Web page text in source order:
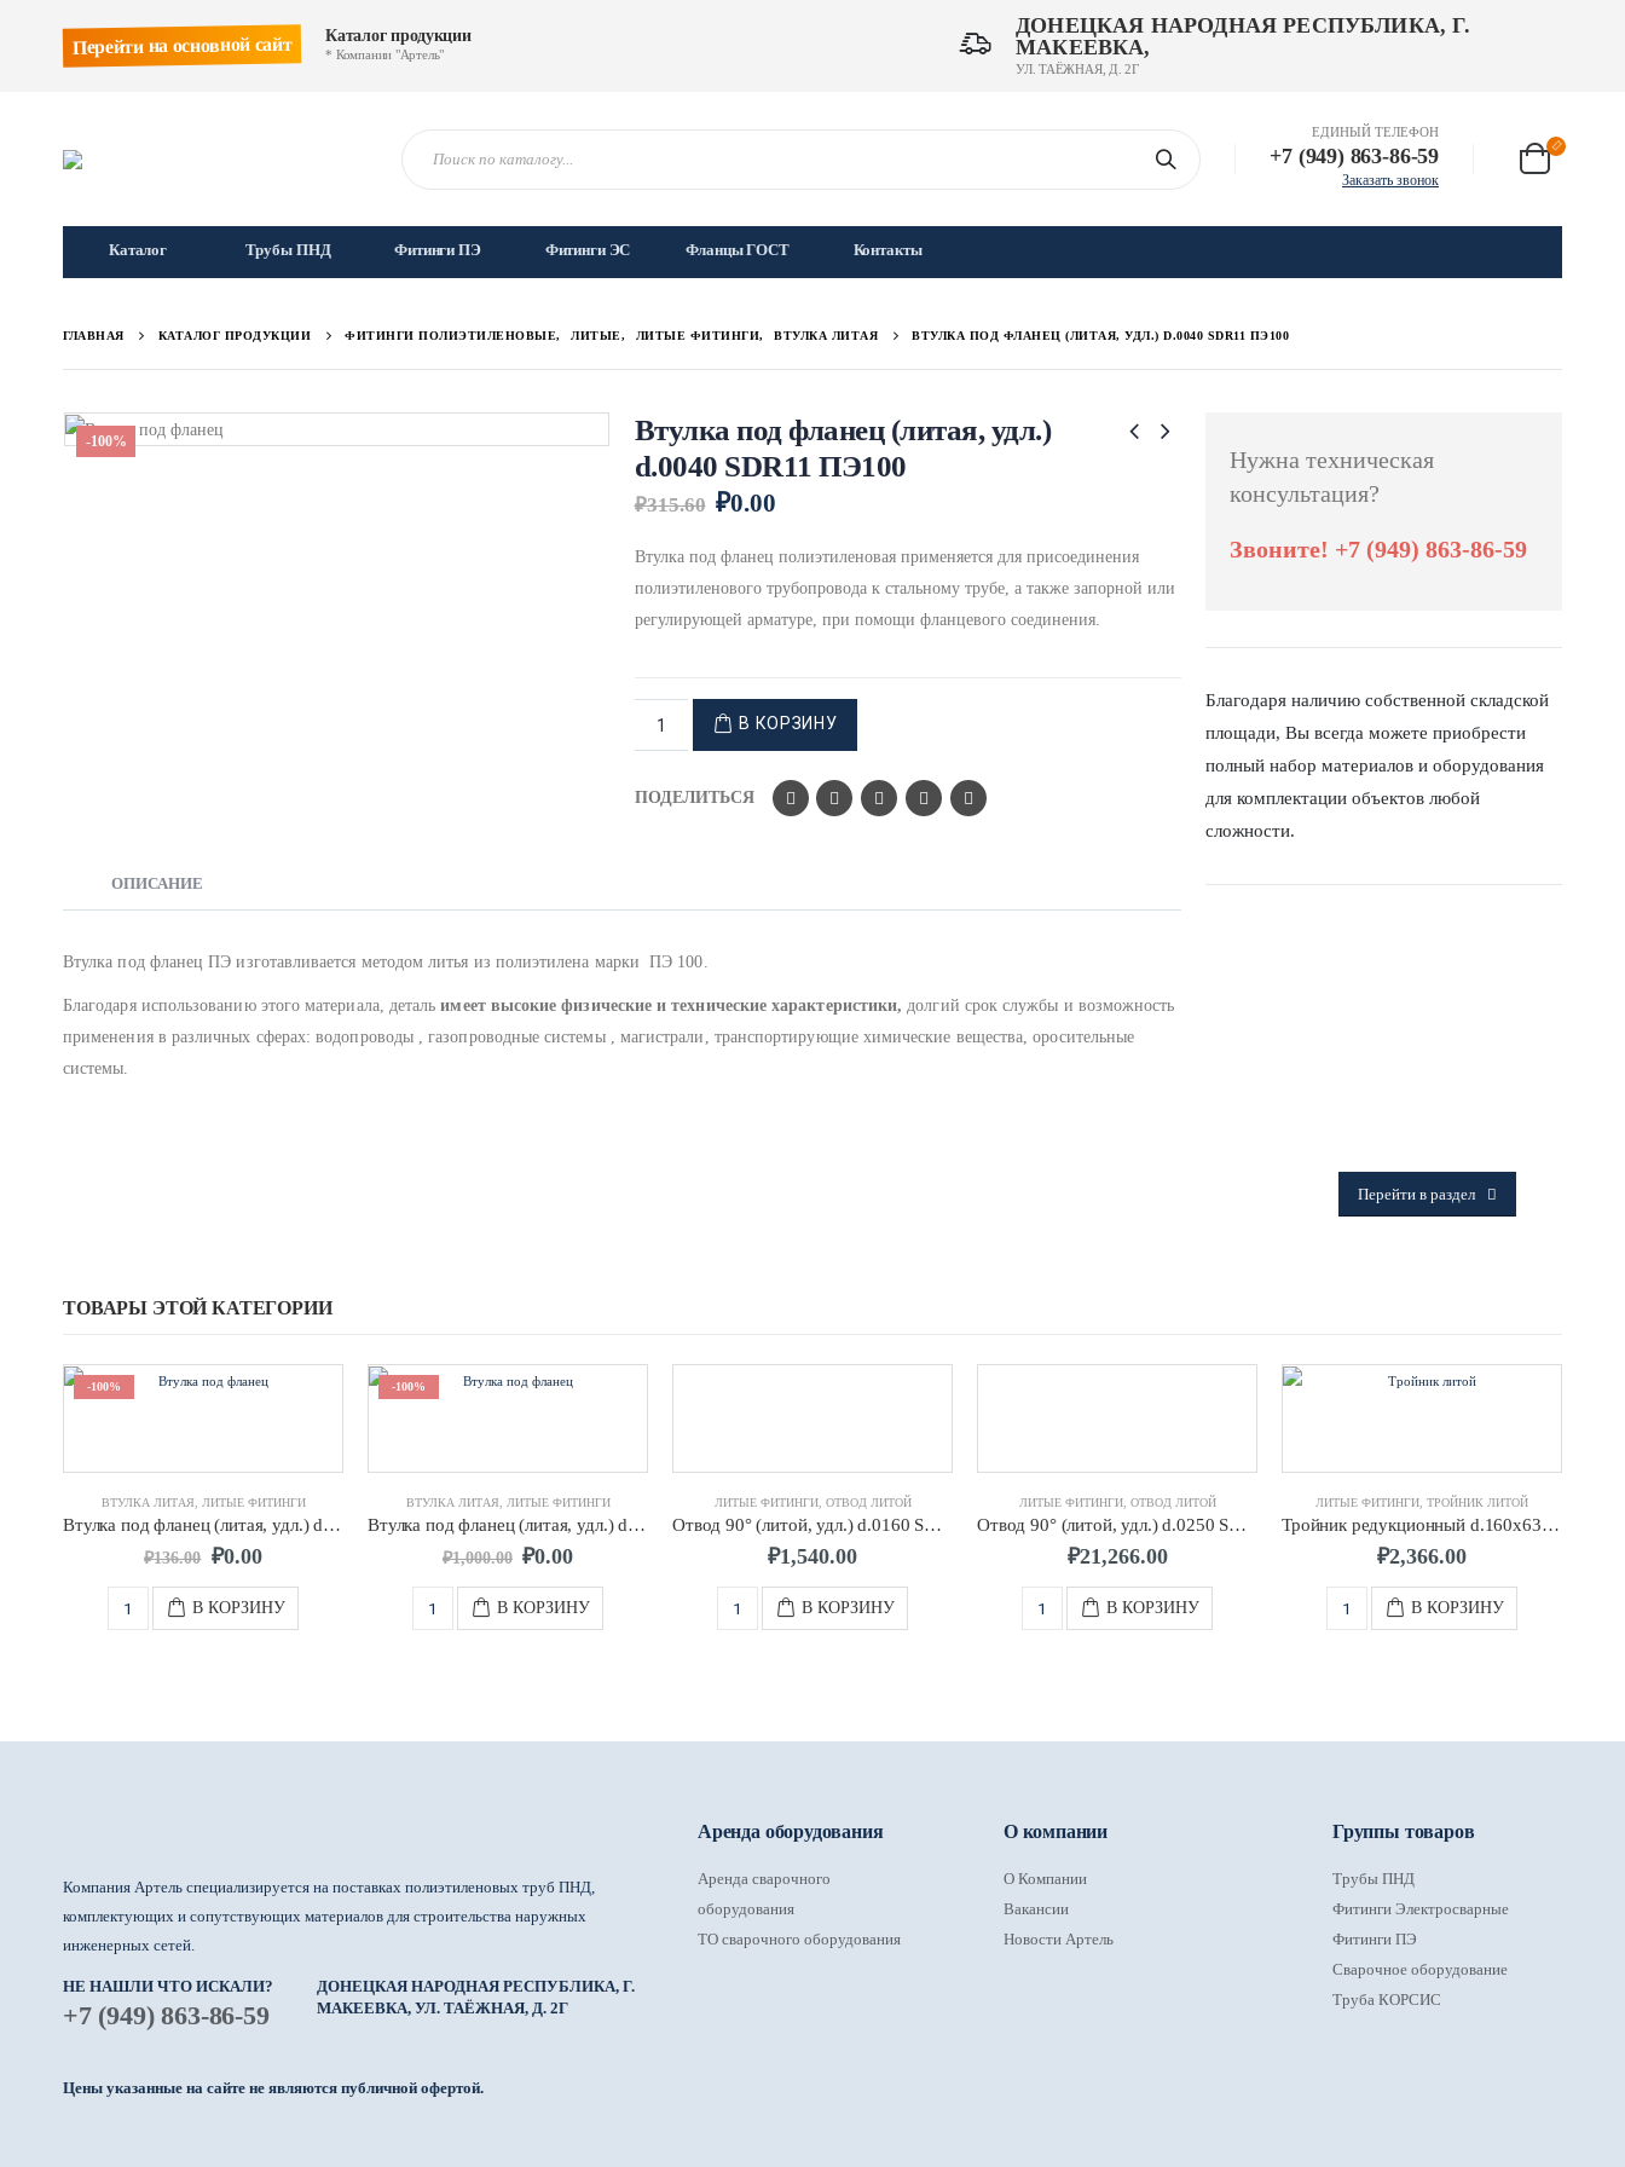
ДОНЕЦКАЯ НАРОДНАЯ РЕСПУБЛИКА, Г.
МАКЕЕВКА,
УЛ. ТАЁЖНАЯ, Д. 2Г
Перейти на основной сайт Каталог продукции
* Компании "Артель"
ЕДИНЫЙ ТЕЛЕФОН
+7 (949) 863-86-59
Заказать звонок
Каталог Трубы ПНД Фитинги ПЭ Фитинги ЭС Фланцы ГОСТ Контакты
ГЛАВНАЯ КАТАЛОГ ПРОДУКЦИИ ФИТИНГИ ПОЛИЭТИЛЕНОВЫЕ, ЛИТЫЕ, ЛИТЫЕ ФИТИНГИ, ВТУЛКА ЛИТАЯ ВТУЛКА ПОД ФЛАНЕЦ (ЛИТАЯ, УДЛ.) D.0040 SDR11 ПЭ100
-100%
Втулка под фланец (литая, удл.)
d.0040 SDR11 ПЭ100
₽315.60 ₽0.00
Втулка под фланец полиэтиленовая применяется для присоединения
полиэтиленового трубопровода к стальному трубе, а также запорной или
регулирующей арматуре, при помощи фланцевого соединения.
В КОРЗИНУ
ПОДЕЛИТЬСЯ
ОПИСАНИЕ
Втулка под фланец ПЭ изготавливается методом литья из полиэтилена марки ПЭ 100.
Благодаря использованию этого материала, детальимеет высокие физические и технические характеристики, долгий срок службы и возможность
применения в различных сферах: водопроводы , газопроводные системы , магистрали, транспортирующие химические вещества, оросительные
системы.
Нужна техническая
консультация?
Звоните! +7 (949) 863-86-59
Благодаря наличию собственной складской
площади, Вы всегда можете приобрести
полный набор материалов и оборудования
для комплектации объектов любой
сложности.
Перейти в раздел
ТОВАРЫ ЭТОЙ КАТЕГОРИИ
-100%
ВТУЛКА ЛИТАЯ ЛИТЫЕ ФИТИНГИ
Втулка под фланец (литая, удл.) d.0063 SDR17 ПЭ100
₽136.00 ₽0.00
В КОРЗИНУ
-100%
ВТУЛКА ЛИТАЯ ЛИТЫЕ ФИТИНГИ
Втулка под фланец (литая, удл.) d.0225 SDR17 ПЭ100
₽1,000.00 ₽0.00
В КОРЗИНУ
ЛИТЫЕ ФИТИНГИ, ОТВОД ЛИТОЙ
Отвод 90° (литой, удл.) d.0160 SDR17 ПЭ100
₽1,540.00
В КОРЗИНУ
ЛИТЫЕ ФИТИНГИ, ОТВОД ЛИТОЙ
Отвод 90° (литой, удл.) d.0250 SDR11 ПЭ100
₽21,266.00
В КОРЗИНУ
ЛИТЫЕ ФИТИНГИ ТРОЙНИК ЛИТОЙ
Тройник редукционный d.160х63х160 литой ПЭ100 SDR11
₽2,366.00
В КОРЗИНУ
Компания Артель специализируется на поставках полиэтиленовых труб ПНД,
комплектующих и сопутствующих материалов для строительства наружных
инженерных сетей.
НЕ НАШЛИ ЧТО ИСКАЛИ?
+7 (949) 863-86-59
ДОНЕЦКАЯ НАРОДНАЯ РЕСПУБЛИКА, Г.
МАКЕЕВКА, УЛ. ТАЁЖНАЯ, Д. 2Г
Цены указанные на сайте не являются публичной офертой.
Аренда оборудования
Аренда сварочного
оборудования
ТО сварочного оборудования
О компании
О Компании
Вакансии
Новости Артель
Группы товаров
Трубы ПНД
Фитинги Электросварные
Фитинги ПЭ
Сварочное оборудование
Труба КОРСИС